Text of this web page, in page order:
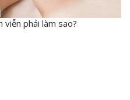
phải làm sao?